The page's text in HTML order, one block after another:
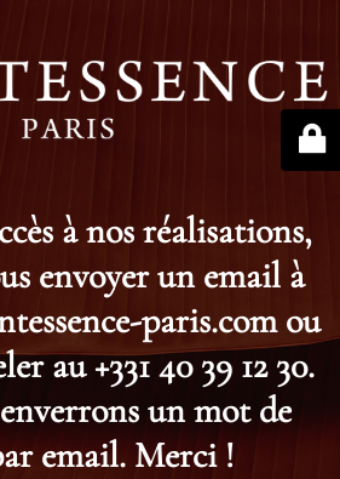
à nos réalisations,
envoyer un email à
paris.com ou
au +331 40 39 12 30.
un mot de
email. Merci !